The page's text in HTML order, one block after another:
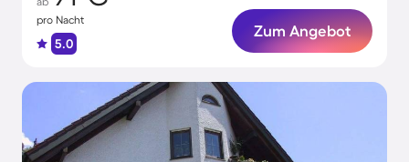
pro Nacht
5.0
Zum Angebot